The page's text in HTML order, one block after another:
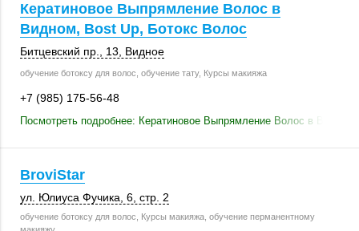
Кератиновое Выпрямление Волос в
Видном, Bost Up, Ботокс Волос
Битцевский пр., 13 Видное
обучение ботоксу для волос, обучение тату, Курсы макияжа
+7 (985) 175-56-48
Посмотреть подробнее: Кератиновое Выпрямление Волос в
BroviStar
ул. Юлиуса Фучика, 6, стр. 2
обучение ботоксу для волос, Курсы макияжа, обучение перманентному